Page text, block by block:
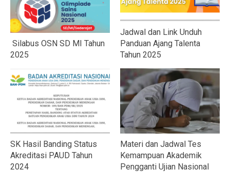
Silabus OSN SD MI Tahun
2025
Jadwal dan Link Unduh
Panduan Ajang Talenta
Tahun 2025
SK Hasil Banding Status
Akreditasi PAUD Tahun
2024
Materi dan Jadwal Tes
Kemampuan Akademik
Pengganti Ujian Nasional